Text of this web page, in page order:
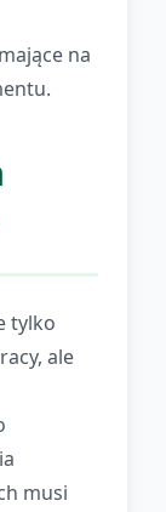
na
tylko
ale
musi